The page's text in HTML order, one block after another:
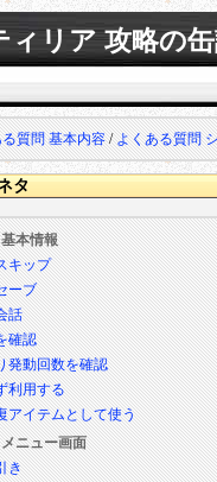
リア 攻略の
質問 基本内容/よくある質問
タ
本情報
キップ
ーブ
話
確認
発動回数を確認
利用する
アイテムとして使う
ニュー画面
き